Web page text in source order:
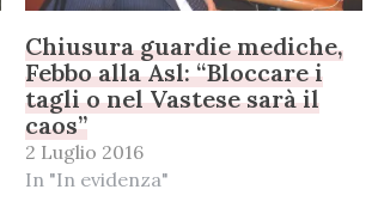
Chiusura guardie mediche,
Febbo alla Asl: “Bloccare i
tagli o nel Vastese sarà il
caos”
2 Luglio 2016
In "In evidenza"